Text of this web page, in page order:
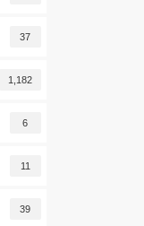
37
1,182
6
11
39